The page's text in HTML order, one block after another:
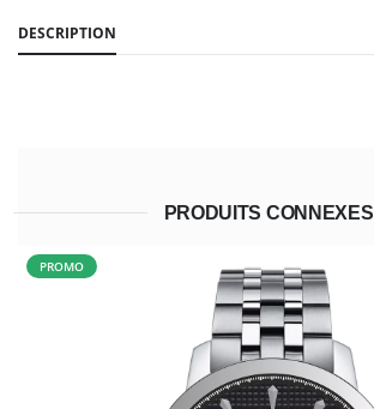
DESCRIPTION
PRODUITS CONNEXES
PROMO